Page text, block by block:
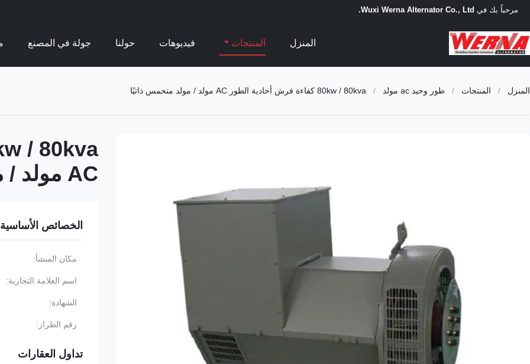
مرحباً بك في Wuxi Werna Alternator Co., Ltd.
المنزل المنتجات فيديوهات حولنا جولة في المصنع
المنزل / المنتجات / طور وحيد ac مولد / 80kw / 80kva كفاءة فرش أحادية الطور AC مولد / مولد متحمس ذاتيًا
AC مولد / مولد متحمس ذاتيًا
الخصائص الأساسية
مكان المنشأ:
اسم العلامة التجارية:
الشهادة:
رقم الطراز:
تداول العقارات